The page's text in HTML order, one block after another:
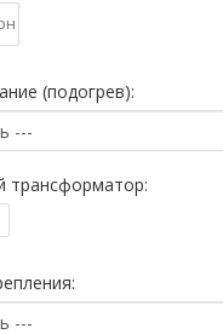
(подогрев):
трансформатор: